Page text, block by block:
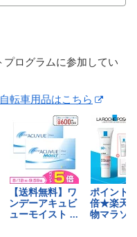
ログラムに参加してい
転車用品はこちら